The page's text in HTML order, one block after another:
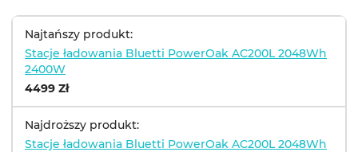
Najtańszy produkt:
Stacje ładowania Bluetti PowerOak AC200L 2048Wh
2400W
4499 Zł
Najdroższy produkt:
Stacje ładowania Bluetti PowerOak AC200L 2048Wh